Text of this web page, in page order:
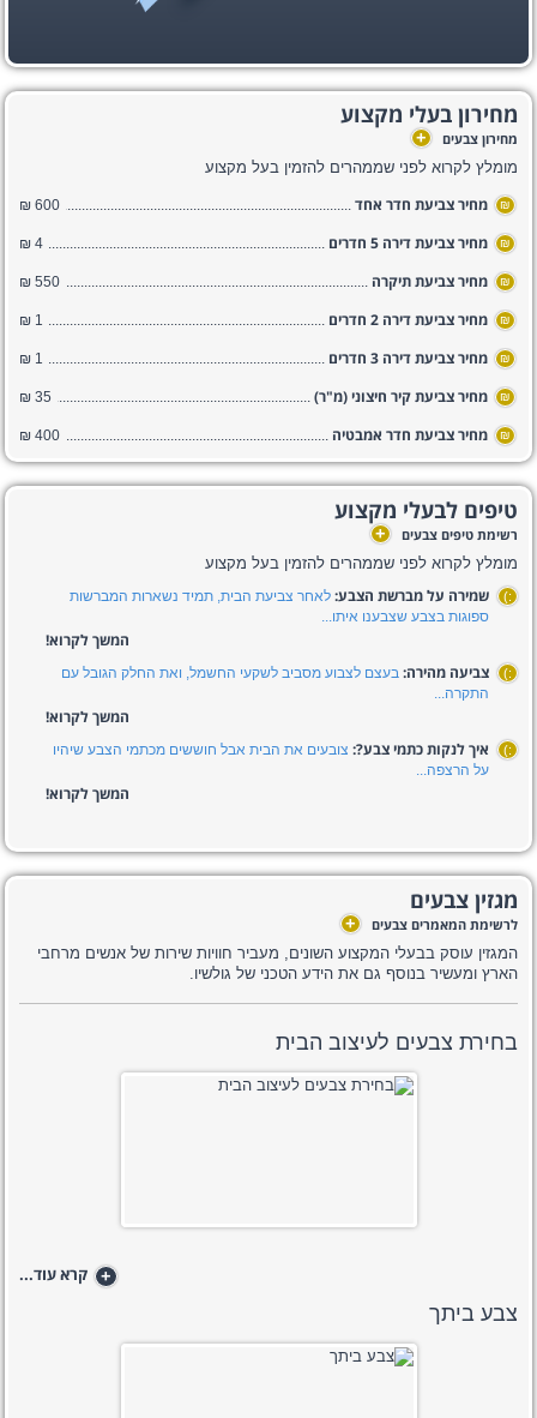
מחירון בעלי מקצוע
מחירון צבעים +
מומלץ לקרוא לפני שממהרים להזמין בעל מקצוע
₪ מחיר צביעת חדר אחד 600 ₪
₪ מחיר צביעת דירה 5 חדרים 4 ₪
₪ מחיר צביעת תיקרה 550 ₪
₪ מחיר צביעת דירה 2 חדרים 1 ₪
₪ מחיר צביעת דירה 3 חדרים 1 ₪
₪ מחיר צביעת קיר חיצוני (מ"ר) 35 ₪
₪ מחיר צביעת חדר אמבטיה 400 ₪
טיפים לבעלי מקצוע
רשימת טיפים צבעים +
מומלץ לקרוא לפני שממהרים להזמין בעל מקצוע
:) שמירה על מברשת הצבע: לאחר צביעת הבית, תמיד נשארות המברשות
ספוגות בצבע שצבענו איתו...
המשך לקרוא!
:) צביעה מהירה: בעצם לצבוע מסביב לשקעי החשמל, ואת החלק הגובל עם
התקרה...
המשך לקרוא!
:) איך לנקות כתמי צבע?: צובעים את הבית אבל חוששים מכתמי הצבע שיהיו
על הרצפה...
המשך לקרוא!
מגזין צבעים
לרשימת המאמרים צבעים +
המגזין עוסק בבעלי המקצוע השונים, מעביר חוויות שירות של אנשים מרחבי
הארץ ומעשיר בנוסף גם את הידע הטכני של גולשיו.
בחירת צבעים לעיצוב הבית
+ קרא עוד...
צבע ביתך